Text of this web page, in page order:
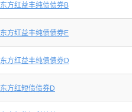
东方红益丰纯债债券B
东方红益丰纯债债券E
东方红益丰纯债债券D
东方红短债债券D